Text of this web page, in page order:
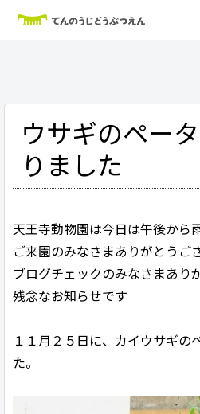
ウサギのペー
りました
天王寺動物園は今日は午後から
ご来園のみなさまありがとうご
ブログチェックのみなさまあり
残念なお知らせです
１１月２５日に、カイウサギの
た。